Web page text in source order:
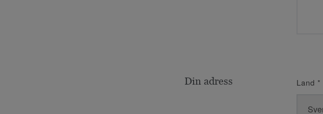
Din adress Land *